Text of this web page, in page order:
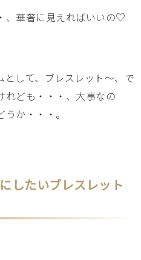
、華奢に見えればいいの♡
して、ブレスレット～、で
れども・・・、大事なの
か・・・。
したいブレスレット